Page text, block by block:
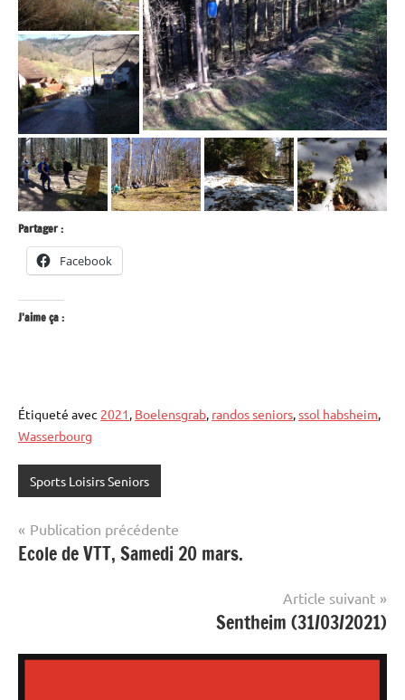
Partager :
Facebook
J’aime ça :
Étiqueté avec 2021 Boelensgrab randos seniors ssol habsheim
Wasserbourg
Sports Loisirs Seniors
Navigation
de
Publication précédente
Ecole de VTT, Samedi 20 mars.
Article suivant
Sentheim (31/03/2021)